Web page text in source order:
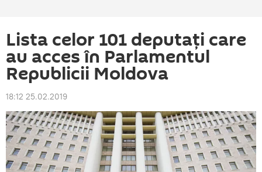
Lista celor 101 deputați care
au acces în Parlamentul
Republicii Moldova
18:12 25.02.2019